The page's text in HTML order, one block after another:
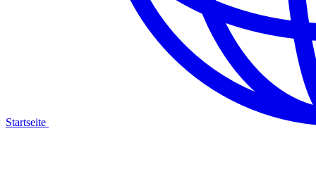
Startseite